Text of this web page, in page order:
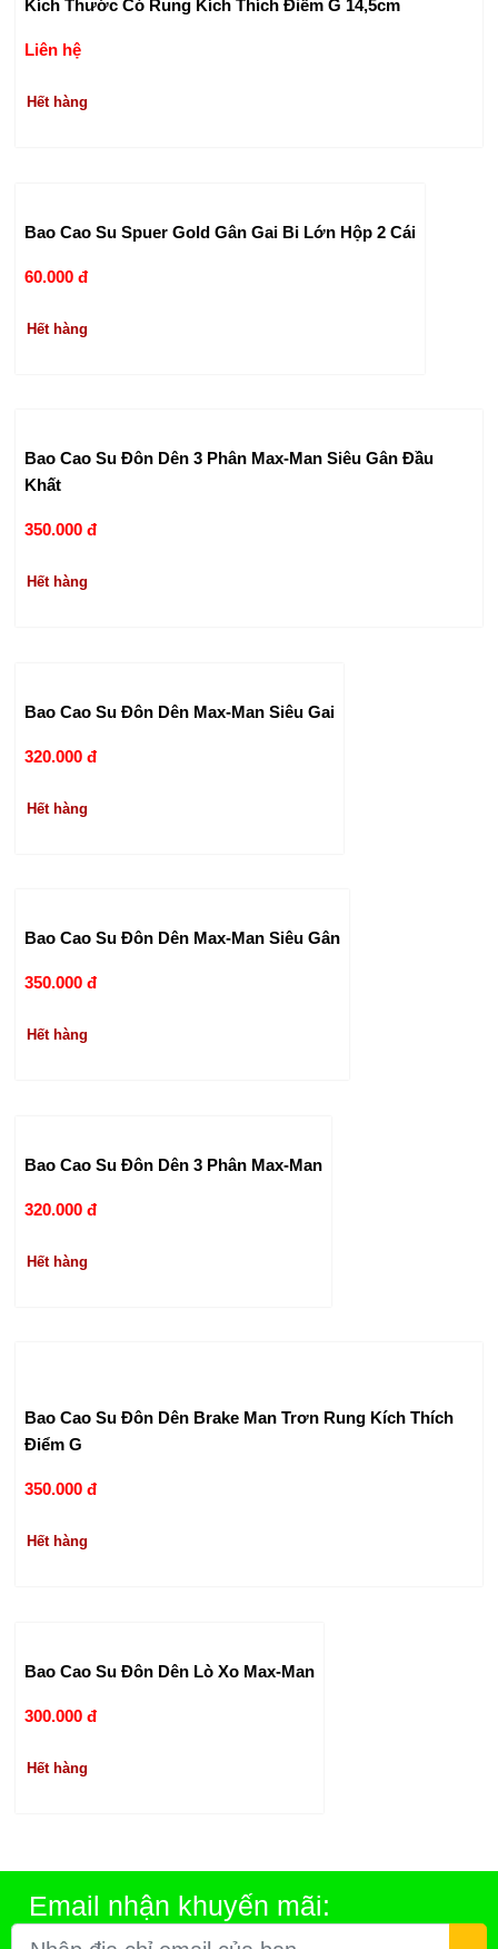
Kích Thước Có Rung Kích Thích Điểm G 14,5cm
Liên hệ
Hết hàng
Bao Cao Su Spuer Gold Gân Gai Bi Lớn Hộp 2 Cái
60.000 đ
Hết hàng
Bao Cao Su Đôn Dên 3 Phân Max-Man Siêu Gân Đầu
Khất
350.000 đ
Hết hàng
Bao Cao Su Đôn Dên Max-Man Siêu Gai
320.000 đ
Hết hàng
Bao Cao Su Đôn Dên Max-Man Siêu Gân
350.000 đ
Hết hàng
Bao Cao Su Đôn Dên 3 Phân Max-Man
320.000 đ
Hết hàng
Bao Cao Su Đôn Dên Brake Man Trơn Rung Kích Thích
Điểm G
350.000 đ
Hết hàng
Bao Cao Su Đôn Dên Lò Xo Max-Man
300.000 đ
Hết hàng
Email nhận khuyến mãi: